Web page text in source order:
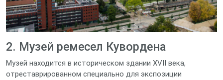
2. Музей ремесел Кувордена
Музей находится в историческом здании XVII века,
отреставрированном специально для экспозиции